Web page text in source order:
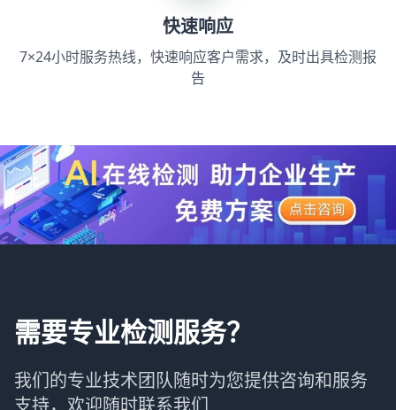
快速响应
7×24小时服务热线，快速响应客户需求，及时出具检测报
告
需要专业检测服务？
我们的专业技术团队随时为您提供咨询和服务
支持，欢迎随时联系我们